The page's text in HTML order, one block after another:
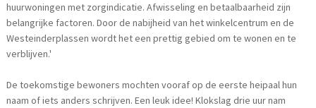
huurwoningen met zorgindicatie. Afwisseling en betaalbaarheid zijn
belangrijke factoren. Door de nabijheid van het winkelcentrum en de
Westeinderplassen wordt het een prettig gebied om te wonen en te
verblijven.'
De toekomstige bewoners mochten vooraf op de eerste heipaal hun
naam of iets anders schrijven. Een leuk idee! Klokslag drie uur nam